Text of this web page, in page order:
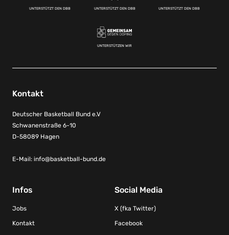
UNTERSTÜTZT DEN DBB UNTERSTÜTZT DEN DBB UNTERSTÜTZT DEN DBB
UNTERSTÜTZEN WIR
Kontakt
Deutscher Basketball Bund e.V
Schwanenstraße 6-10
D-58089 Hagen
E-Mail: info@basketball-bund.de
Infos
Jobs
Kontakt
Social Media
X (fka Twitter)
Facebook